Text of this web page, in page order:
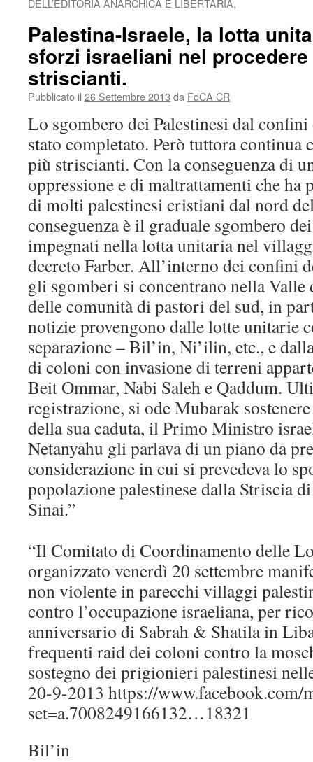
DELL’EDITORIA ANARCHICA E LIBERTARIA,
Palestina-Israele, la lotta
sforzi israeliani nel
striscianti.
Pubblicato il 26 Settembre 2013 da FdCA CR
Lo sgombero dei Palestinesi dal
stato completato. Però tuttora continua
più striscianti. Con la conseguenza di
oppressione e di maltrattamenti che ha
di molti palestinesi cristiani dal nord
conseguenza è il graduale sgombero
impegnati nella lotta unitaria nel
decreto Farber. All’interno dei confini
gli sgomberi si concentrano nella Valle
delle comunità di pastori del sud, in
notizie provengono dalle lotte unitarie
separazione – Bil’in, Ni’ilin, etc., e
di coloni con invasione di terreni
Beit Ommar, Nabi Saleh e Qaddum.
registrazione, si ode Mubarak
della sua caduta, il Primo Ministro
Netanyahu gli parlava di un piano da
considerazione in cui si prevedeva lo
popolazione palestinese dalla Striscia
Sinai.”
“Il Comitato di Coordinamento delle
organizzato venerdì 20 settembre
non violente in parecchi villaggi
contro l’occupazione israeliana, per
anniversario di Sabrah & Shatila in
frequenti raid dei coloni contro la
sostegno dei prigionieri palestinesi
20-9-2013 https://www.facebook.com/
set=a.7008249166132…18321
Bil’in